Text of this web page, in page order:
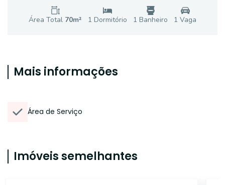
Área Total 70m² 1 Dormitório 1 Banheiro 1 Vaga
Mais informações
Área de Serviço
Imóveis semelhantes